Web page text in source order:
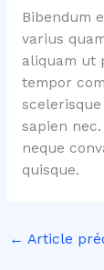
Bibendum
varius
aliquam ut
tempor
sapien
neque
quisque.
← Article